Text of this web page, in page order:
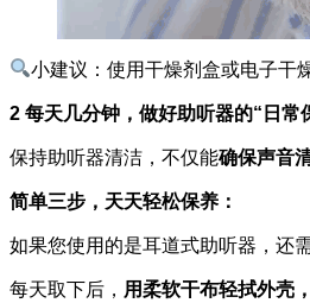
小建议：使用干燥剂盒或电子干
2 每天几分钟，做好助听器的“日常
保持助听器清洁，不仅能确保声音
简单三步，天天轻松保养：
如果您使用的是耳道式助听器，还
每天取下后， 用柔软干布轻拭外壳，